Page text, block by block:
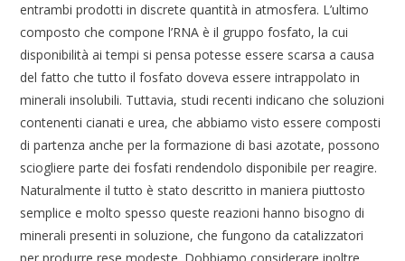
entrambi prodotti in discrete quantità in atmosfera. L’ultimo
composto che compone l’RNA è il gruppo fosfato, la cui
disponibilità ai tempi si pensa potesse essere scarsa a causa
del fatto che tutto il fosfato doveva essere intrappolato in
minerali insolubili. Tuttavia, studi recenti indicano che soluzioni
contenenti cianati e urea, che abbiamo visto essere composti
di partenza anche per la formazione di basi azotate, possono
sciogliere parte dei fosfati rendendolo disponibile per reagire.
Naturalmente il tutto è stato descritto in maniera piuttosto
semplice e molto spesso queste reazioni hanno bisogno di
minerali presenti in soluzione, che fungono da catalizzatori